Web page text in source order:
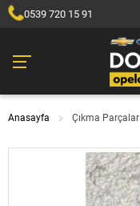
0539 720 15 91
Anasayfa Çıkma Parçalar